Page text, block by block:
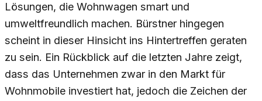
Lösungen, die Wohnwagen smart und
umweltfreundlich machen. Bürstner hingegen
scheint in dieser Hinsicht ins Hintertreffen geraten
zu sein. Ein Rückblick auf die letzten Jahre zeigt,
dass das Unternehmen zwar in den Markt für
Wohnmobile investiert hat, jedoch die Zeichen der